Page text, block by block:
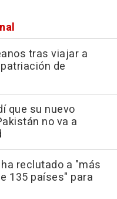
tras viajar a
de
que su nuevo
no va a
reclutado a "más
135 países" para